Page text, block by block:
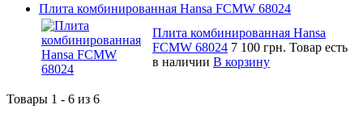
Плита комбинированная Hansa FCMW 68024
Плита комбинированная Hansa
FCMW 68024 7 100 грн. Товар есть
в наличии В корзину
Товары 1 - 6 из 6